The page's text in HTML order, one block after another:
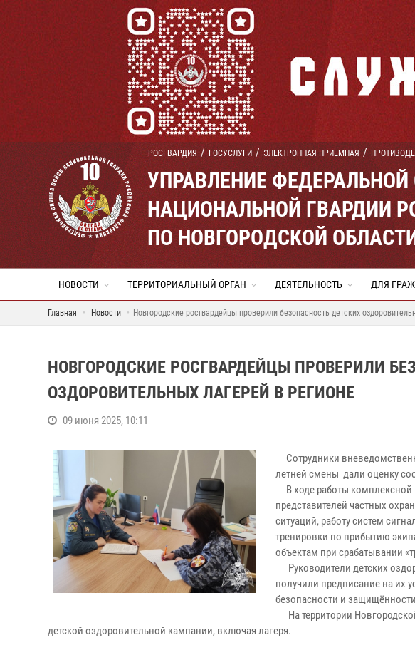
РОСГВАРДИЯ ГОСУСЛУГИ ЭЛЕКТРОННАЯ ПРИЕМНАЯ
УПРАВЛЕНИЕ
НАЦИОНАЛЬНОЙ ГВАРДИИ
ПО НОВГОРОДСКОЙ
НОВОСТИ ТЕРРИТОРИАЛЬНЫЙ ОРГАН ДЕЯТЕЛЬНОСТЬ ДЛЯ
Главная Новости Новгородские росгвардейцы проверили безопасность детских
НОВГОРОДСКИЕ РОСГВАРДЕЙЦЫ ПРОВЕРИЛИ
ОЗДОРОВИТЕЛЬНЫХ ЛАГЕРЕЙ В РЕГИОНЕ
09 июня 2025, 10:11
Сотрудники
летней смены дали оценку
В ходе работы комплексной
представителей частных
ситуаций, работу систем
тренировки по прибытию
объектам при срабатывании
Руководители детских
получили предписание на их
безопасности и
На территории
детской оздоровительной кампании, включая лагеря.